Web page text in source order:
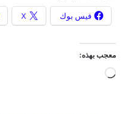
فيس بوك X
معجب بهذه: